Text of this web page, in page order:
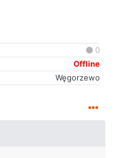
0
Offline
Węgorzewo